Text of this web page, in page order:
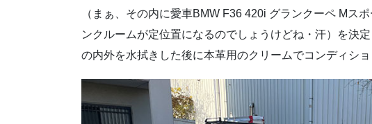
（まぁ、その内に愛車BMW F36 420i グランクーペ Mス
ンクルームが定位置になるのでしょうけどね・汗）を決
の内外を水拭きした後に本革用のクリームでコンディシ